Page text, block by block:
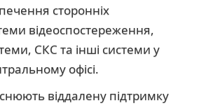
сторонніх
відеоспостереження,
СКС та інші системи у
офісі.
віддалену підтримку